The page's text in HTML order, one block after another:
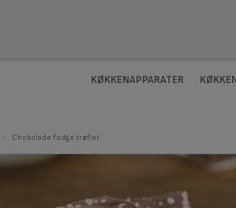
KØKKENAPPARATER
Chokolade fudge trøfler